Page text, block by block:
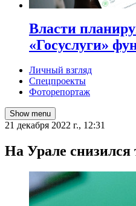
Власти
«Госуслуги»
Личный взгляд
Спецпроекты
Фоторепортаж
Show menu
21 декабря 2022 г., 12:31
​На Урале снизился